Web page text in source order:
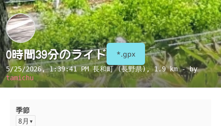
0時間39分のライド *.gpx
5/25/2026, 1:39:41 PM長和町 (長野県), 1.9 km - by
tamichu
季節
8月